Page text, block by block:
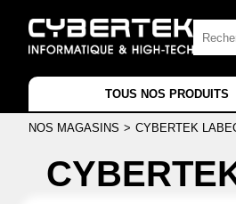
TOUS NOS PRODUITS
NOS MAGASINS > CYBERTEK